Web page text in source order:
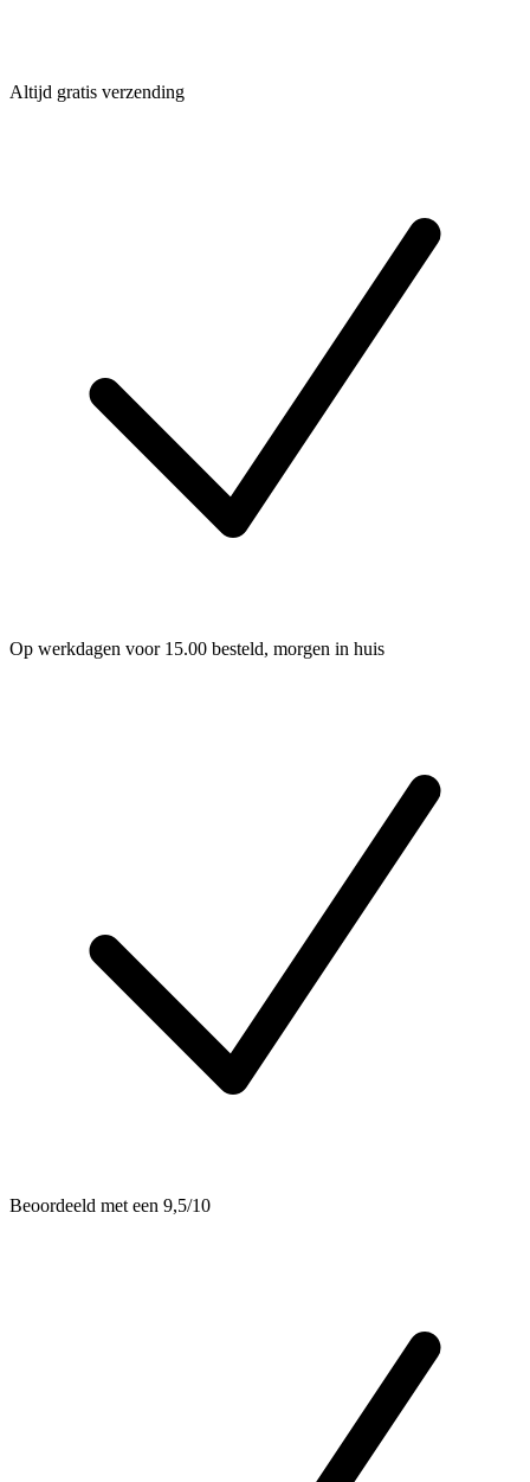
Altijd gratis verzending
Op werkdagen voor 15.00 besteld, morgen in huis
Beoordeeld met een 9,5/10